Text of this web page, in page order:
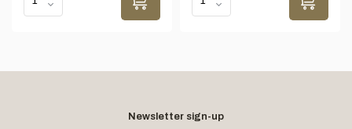
Newsletter sign-up